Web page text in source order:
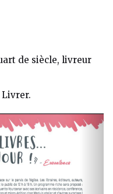
de siècle, livreur
Livrer.